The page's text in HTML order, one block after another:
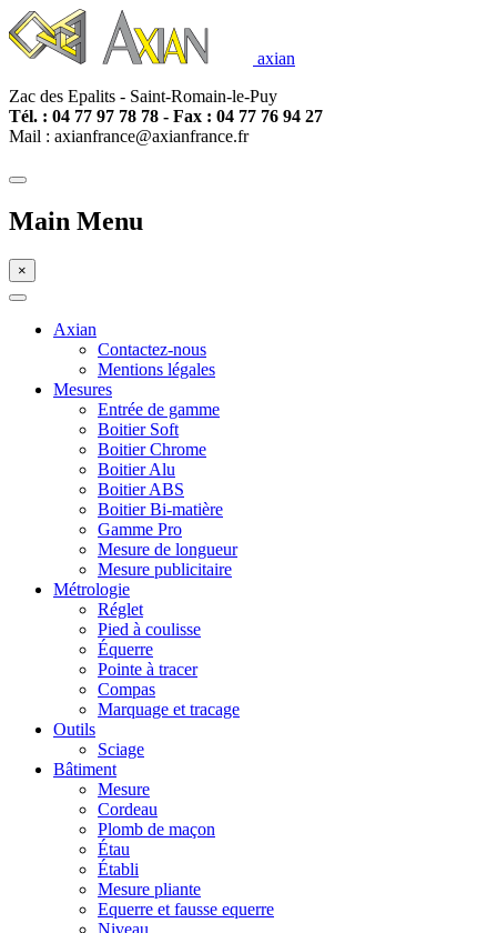
axian
Zac des Epalits - Saint-Romain-le-Puy
Tél. : 04 77 97 78 78 - Fax : 04 77 76 94 27
Mail : axianfrance@axianfrance.fr
Main Menu
×
Axian
Contactez-nous
Mentions légales
Mesures
Entrée de gamme
Boitier Soft
Boitier Chrome
Boitier Alu
Boitier ABS
Boitier Bi-matière
Gamme Pro
Mesure de longueur
Mesure publicitaire
Métrologie
Réglet
Pied à coulisse
Équerre
Pointe à tracer
Compas
Marquage et tracage
Outils
Sciage
Bâtiment
Mesure
Cordeau
Plomb de maçon
Étau
Établi
Mesure pliante
Equerre et fausse equerre
Niveau